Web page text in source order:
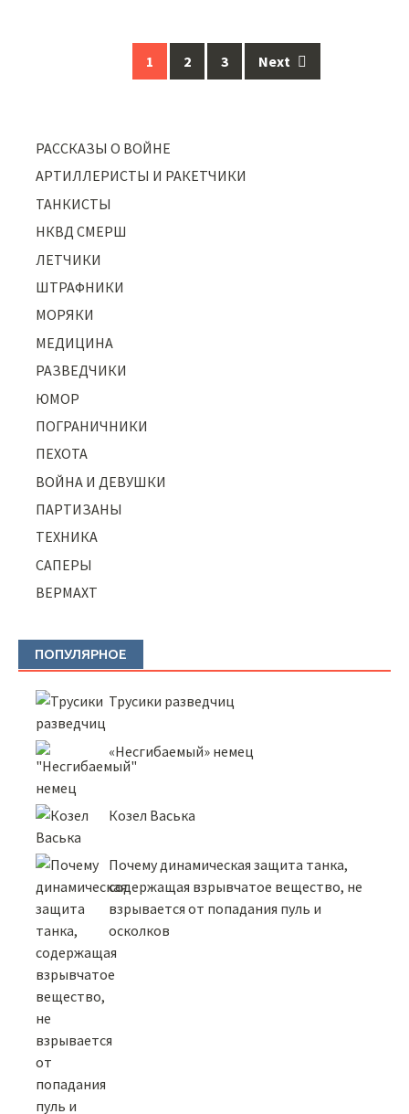
1 2 3 Next
РАССКАЗЫ О ВОЙНЕ
АРТИЛЛЕРИСТЫ И РАКЕТЧИКИ
ТАНКИСТЫ
НКВД СМЕРШ
ЛЕТЧИКИ
ШТРАФНИКИ
МОРЯКИ
МЕДИЦИНА
РАЗВЕДЧИКИ
ЮМОР
ПОГРАНИЧНИКИ
ПЕХОТА
ВОЙНА И ДЕВУШКИ
ПАРТИЗАНЫ
ТЕХНИКА
САПЕРЫ
ВЕРМАХТ
ПОПУЛЯРНОЕ
Трусики разведчиц
«Несгибаемый» немец
Козел Васька
Почему динамическая защита танка,
содержащая взрывчатое вещество, не
взрывается от попадания пуль и
осколков